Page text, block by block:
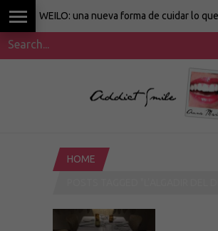
WEILO: una nueva forma de cuidar lo que
HOME